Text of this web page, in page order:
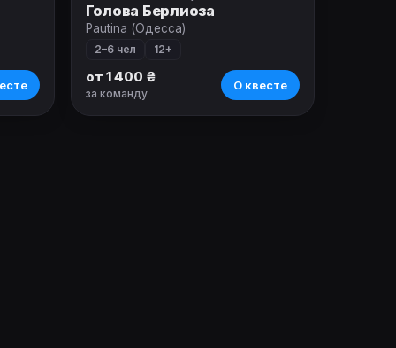
Голова Берлиоза
Pautina (Одесса)
2–6 чел 12+
от 1 400 ₴
за команду
О квесте